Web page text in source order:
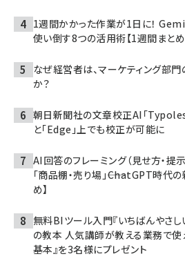
1週間かかった作業が1日に！
使い倒す8つの活用術【1週間まとめ
なぜ経営者は、マーケティング部
か？
朝日新聞社の文章校正AI「
と「Edge」上でも校正が可能に
AI回答のフレーミング（見せ方・提
「商品棚・売り場」――ChatGPT時代
め】
無料BIツール入門『いちばんやさ
の教本 人気講師が教える業務で使
基本』を3名様にプレゼント